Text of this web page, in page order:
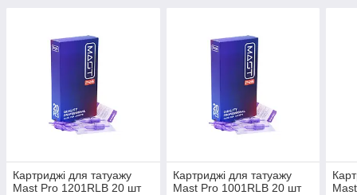
Картриджі для татуажу
Mast Pro 1201RLB 20 шт
Картриджі для татуажу
Mast Pro 1001RLB 20 шт